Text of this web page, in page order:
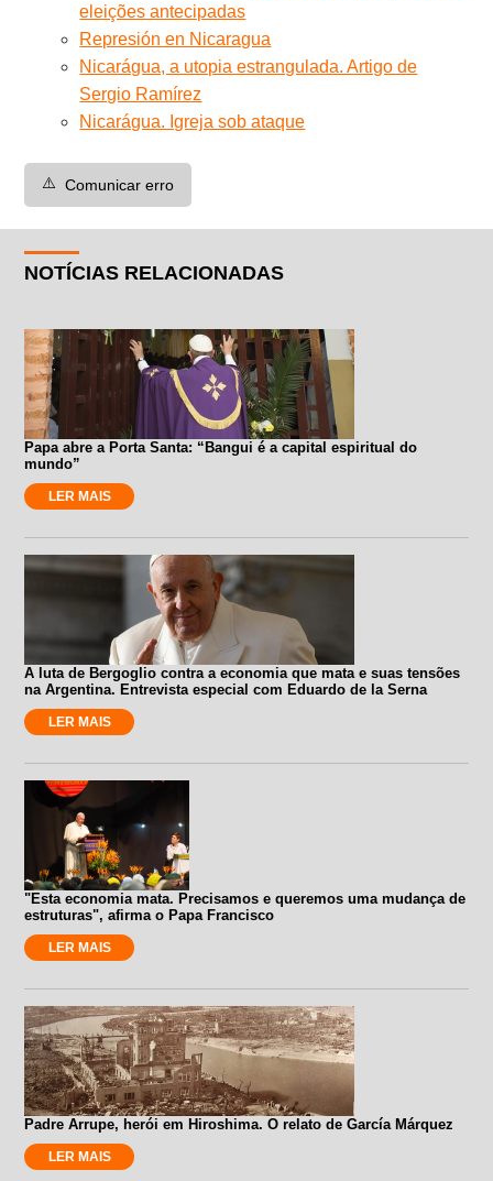
eleições antecipadas
Represión en Nicaragua
Nicarágua, a utopia estrangulada. Artigo de
Sergio Ramírez
Nicarágua. Igreja sob ataque
⚠️ Comunicar erro
NOTÍCIAS RELACIONADAS
Papa abre a Porta Santa: “Bangui é a capital espiritual do
mundo”
LER MAIS
A luta de Bergoglio contra a economia que mata e suas tensões
na Argentina. Entrevista especial com Eduardo de la Serna
LER MAIS
"Esta economia mata. Precisamos e queremos uma mudança de
estruturas", afirma o Papa Francisco
LER MAIS
Padre Arrupe, herói em Hiroshima. O relato de García Márquez
LER MAIS